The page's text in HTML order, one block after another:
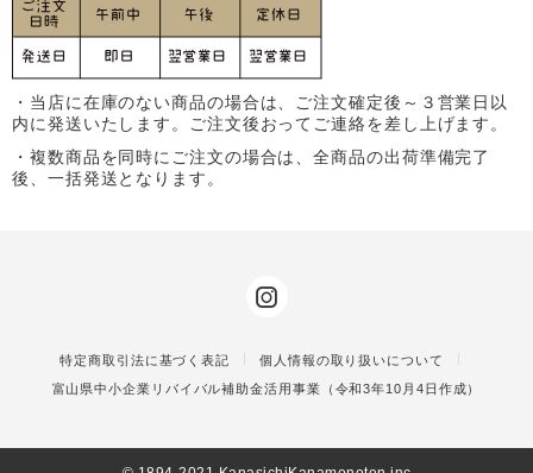
・当店に在庫のない商品の場合は、ご注文確定後～３営業日以
内に発送いたします。ご注文後おってご連絡を差し上げます。
・複数商品を同時にご注文の場合は、全商品の出荷準備完了
後、一括発送となります。
特定商取引法に基づく表記
個人情報の取り扱いについて
富山県中小企業リバイバル補助金活用事業（令和3年10月4日作成）